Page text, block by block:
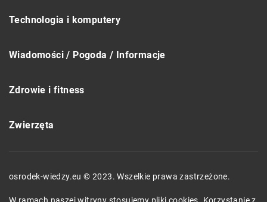
Technologia i komputery
Wiadomości / Pogoda / Informacje
Zdrowie i fitness
Zwierzęta
osrodek-wiedzy.eu © 2023. Wszelkie prawa zastrzeżone.
W ramach naszej witryny stosujemy pliki cookies. Korzystanie z